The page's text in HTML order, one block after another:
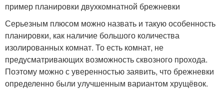
пример планировки двухкомнатной брежневки
Серьезным плюсом можно назвать и такую особенность
планировки, как наличие большого количества
изолированных комнат. То есть комнат, не
предусматривающих возможность сквозного прохода.
Поэтому можно с уверенностью заявить, что брежневки
определенно были улучшенным вариантом хрущёвок.